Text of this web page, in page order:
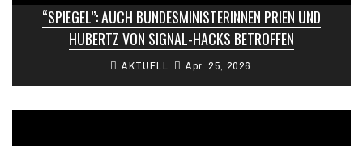
“SPIEGEL”: AUCH BUNDESMINISTERINNEN PRIEN UND
HUBERTZ VON SIGNAL-HACKS BETROFFEN
AKTUELL Apr. 25, 2026